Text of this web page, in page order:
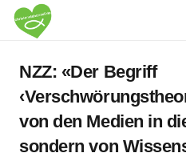
NZZ: «Der Begriff
von den Medien in
sondern von